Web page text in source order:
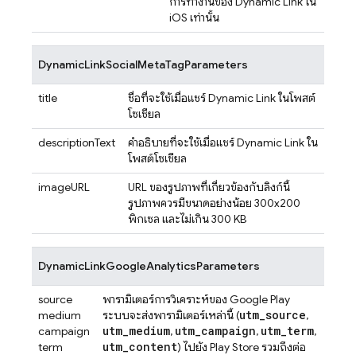
iOS เท่านั้น
DynamicLinkSocialMetaTagParameters
title ชื่อที่จะใช้เมื่อแชร์Dynamic Linkในโพสต์
โซเชียล
descriptionText
คำอธิบายที่จะใช้เมื่อแชร์Dynamic Linkใน
โพสต์โซเชียล
imageURL
URL ของรูปภาพที่เกี่ยวข้องกับลิงก์นี้
รูปภาพควรมีขนาดอย่างน้อย 300x200
พิกเซล และไม่เกิน 300 KB
DynamicLinkGoogleAnalyticsParameters
source
medium
campaign
term
พารามิเตอร์การวิเคราะห์ของ Google Play
ระบบจะส่งพารามิเตอร์เหล่านี้ (utm_source,
utm_medium, utm_campaign, utm_term,
utm_content) ไปยัง Play Store รวมถึงต่อ